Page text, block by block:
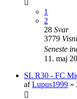
1
2
28 Svar
3779
Seneste
11. maj
SL R30 - FC
afLupus1999 »